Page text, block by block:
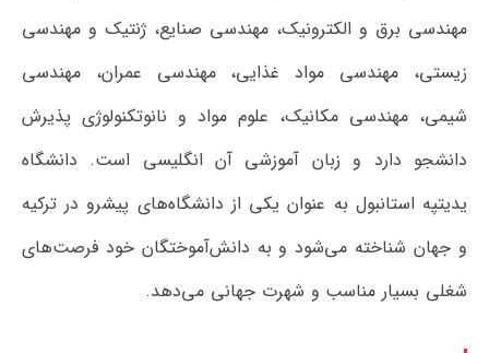
مهندسی برق و الکترونیک، مهندسی صنایع، ژنتیک و مهندسی
زیستی، مهندسی مواد غذایی، مهندسی عمران، مهندسی
شیمی، مهندسی مکانیک، علوم مواد و نانوتکنولوژی پذیرش
دانشجو دارد و زبان آموزشی آن انگلیسی است. دانشگاه
یدیتپه استانبول به عنوان یکی از دانشگاه‌های پیشرو در ترکیه
و جهان شناخته می‌شود و به دانش‌آموختگان خود فرصت‌های
شغلی بسیار مناسب و شهرت جهانی می‌دهد.